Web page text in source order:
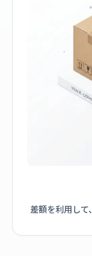
差額を利用して